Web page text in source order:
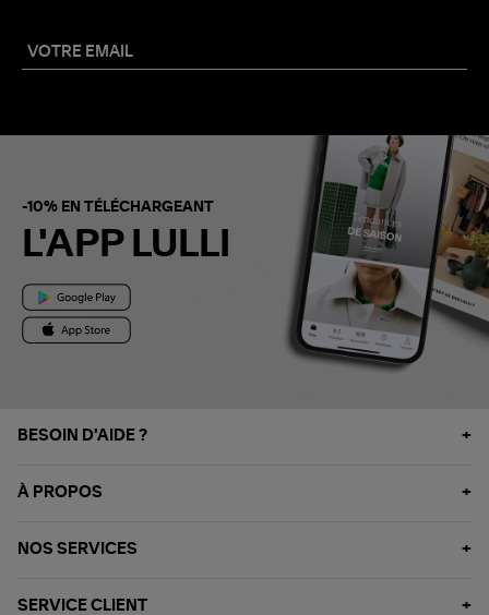
-10% EN TÉLÉCHARGEANT
L'APP LULLI
BESOIN D'AIDE ?
À PROPOS
NOS SERVICES
SERVICE CLIENT